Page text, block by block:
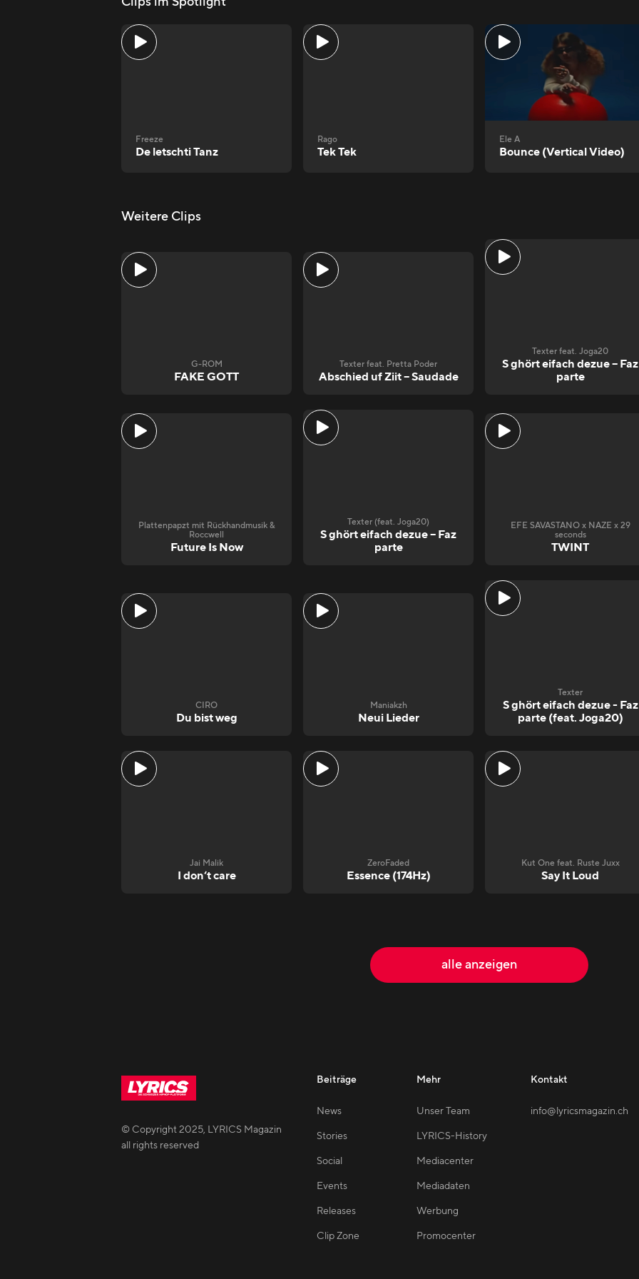
Freeze
De letschti Tanz
Rago
Tek Tek
Ele A
Bounce (Vertical Video)
Weitere Clips
G-ROM
FAKE GOTT
Texter feat. Pretta Poder
Abschied uf Ziit – Saudade
Texter feat. Joga20
S ghört eifach dezue – Faz
parte
Plattenpapzt mit Rückhandmusik &
Roccwell
Future Is Now
Texter (feat. Joga20)
S ghört eifach dezue – Faz
parte
EFE SAVASTANO x NAZE x 29
seconds
TWINT
CIRO
Du bist weg
Maniakzh
Neui Lieder
Texter
S ghört eifach dezue - Faz
parte (feat. Joga20)
Jai Malik
I don‘t care
ZeroFaded
Essence (174Hz)
Kut One feat. Ruste Juxx
Say It Loud
alle anzeigen
© Copyright2025, LYRICS Magazin
all rights reserved
Beiträge
News
Stories
Social
Events
Releases
Clip Zone
Mehr
Unser Team
LYRICS-History
Mediacenter
Mediadaten
Werbung
Promocenter
Kontakt
info@lyricsmagazin.ch